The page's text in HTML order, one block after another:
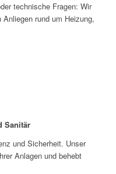
technische Fragen: Wir
rund um Heizung,
Sanitär
und Sicherheit. Unser
Anlagen und behebt